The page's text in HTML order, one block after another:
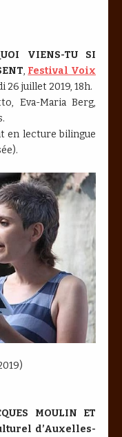
VIENS-TU SI
, Festival Voix
26 juillet 2019, 18h.
Eva-Maria Berg,
en lecture bilingue
MOULIN ET
d’Auxelles-